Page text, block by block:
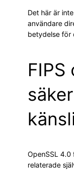
Det här är
användare
betydelse för
FIPS
OpenSSL
relaterade